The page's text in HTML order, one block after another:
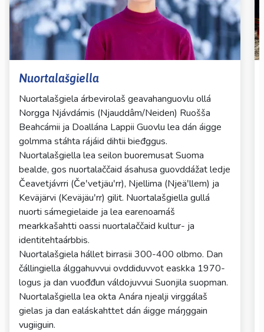
Nuortalašgiella
Nuortalašgiela árbevirolaš geavahanguovlu ollá
Norgga Njávdámis (Njauddâm/Neiden) Ruošša
Beahcámii ja Doallána Lappii Guovlu lea dán áigge
golmma stáhta rájáid dihtii bieđggus.
Nuortalašgiella lea seilon buoremusat Suoma
bealde, gos nuortalaččaid ásahusa guovddážat ledje
Čeavetjávrri (Čeʹvetjäuʹrr), Njellima (Njeäʹllem) ja
Keväjärvi (Keväjäuʹrr) gilit. Nuortalašgiella gullá
nuorti sámegielaide ja lea earenoamáš
mearkkašahtti oassi nuortalaččaid kultur- ja
identitehtaárbbis.
Nuortalašgiela hállet birrasii 300-400 olbmo. Dan
čállingiella álggahuvvui ovddiduvvot easkka 1970-
logus ja dan vuođđun váldojuvvui Suonjila suopman.
Nuortalašgiella lea okta Anára njealji virggálaš
gielas ja dan ealáskahttet dán áigge máŋggain
vugiiguin.